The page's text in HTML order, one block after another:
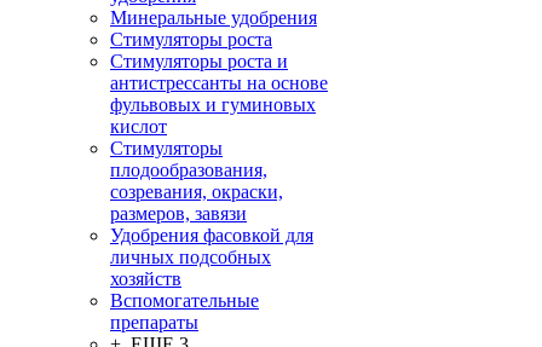
Минеральные удобрения
Стимуляторы роста
Стимуляторы роста и
антистрессанты на основе
фульвовых и гуминовых
кислот
Стимуляторы
плодообразования,
созревания, окраски,
размеров, завязи
Удобрения фасовкой для
личных подсобных
хозяйств
Вспомогательные
препараты